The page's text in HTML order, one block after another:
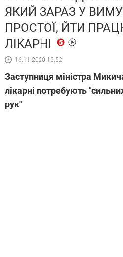
ЯКИЙ ЗАРАЗ У
ПРОСТОЇ, ЙТИ
ЛІКАРНІ
16.11.2020 15:52
Заступниця міністра
лікарні потребують
рук"